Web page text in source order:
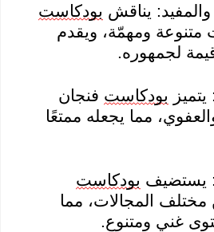
يناقش بودكاست
ومهمّة، ويقدم
لجمهوره.
بودكاست فنجان
مما يجعله ممتعًا
يستضيف بودكاست
المجالات، مما
غني ومتنوع.